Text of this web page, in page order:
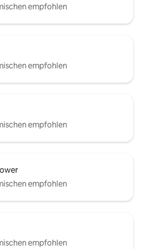
empfohlen
empfohlen
empfohlen
empfohlen
empfohlen